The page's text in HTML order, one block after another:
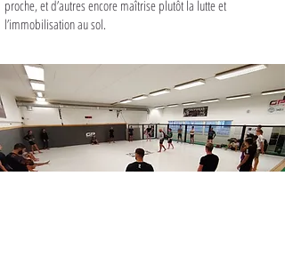
proche, et d’autres encore maîtrise plutôt la lutte et
l’immobilisation au sol.